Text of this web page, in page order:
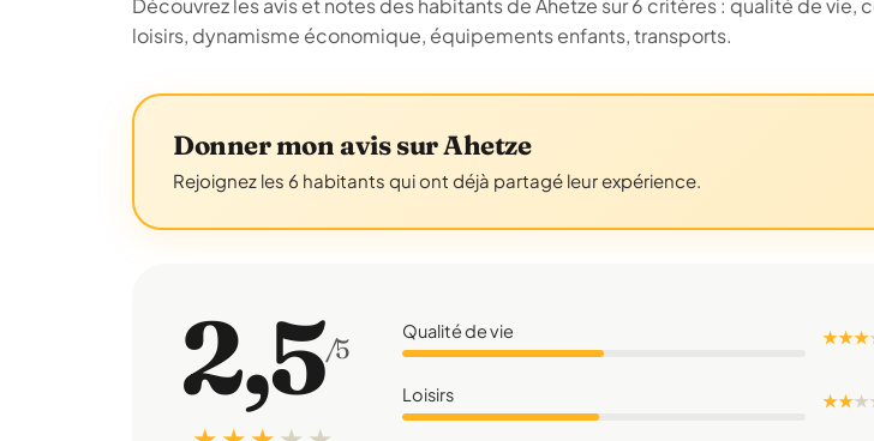
Découvrez les avis et notes des habitants de Ahetze sur 6 critères : qualité de vie,
loisirs, dynamisme économique, équipements enfants, transports.
Donner mon avis sur Ahetze
Rejoignez les 6 habitants qui ont déjà partagé leur expérience.
2,5/5
Qualité de vie ★ ★ ★
Loisirs ★ ★★